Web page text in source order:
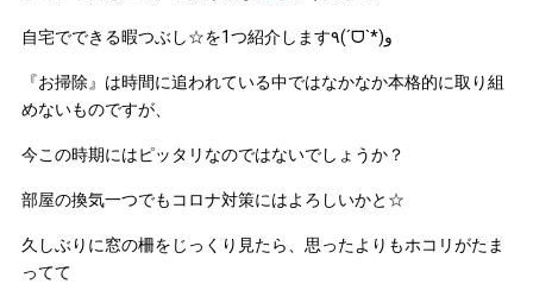
自宅でできる暇つぶし☆を1つ紹介します٩(ˊᗜˋ*)و
『お掃除』は時間に追われている中ではなかなか本格的に取り組
めないものですが、
今この時期にはピッタリなのではないでしょうか？
部屋の換気一つでもコロナ対策にはよろしいかと☆
久しぶりに窓の柵をじっくり見たら、思ったよりもホコリがたま
ってて